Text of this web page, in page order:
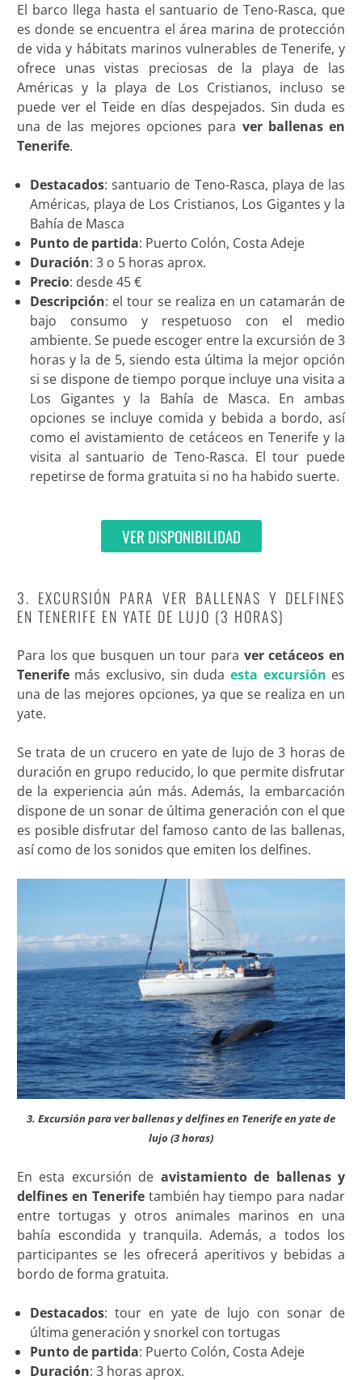
El barco llega hasta el santuario de Teno-Rasca, que
es donde se encuentra el área marina de protección
de vida y hábitats marinos vulnerables de Tenerife, y
ofrece unas vistas preciosas de la playa de las
Américas y la playa de Los Cristianos, incluso se
puede ver el Teide en días despejados. Sin duda es
una de las mejores opciones para ver ballenas en
Tenerife.
Destacados: santuario de Teno-Rasca, playa de las
Américas, playa de Los Cristianos, Los Gigantes y la
Bahía de Masca
Punto de partida: Puerto Colón, Costa Adeje
Duración: 3 o 5 horas aprox.
Precio: desde 45 €
Descripción: el tour se realiza en un catamarán de
bajo consumo y respetuoso con el medio
ambiente. Se puede escoger entre la excursión de 3
horas y la de 5, siendo esta última la mejor opción
si se dispone de tiempo porque incluye una visita a
Los Gigantes y la Bahía de Masca. En ambas
opciones se incluye comida y bebida a bordo, así
como el avistamiento de cetáceos en Tenerife y la
visita al santuario de Teno-Rasca. El tour puede
repetirse de forma gratuita si no ha habido suerte.
VER DISPONIBILIDAD
3. EXCURSIÓN PARA VER BALLENAS Y DELFINES
EN TENERIFE EN YATE DE LUJO (3 HORAS)
Para los que busquen un tour para ver cetáceos en
Tenerifemás exclusivo, sin duda esta excursión es
una de las mejores opciones, ya que se realiza en un
yate.
Se trata de un crucero en yate de lujo de 3 horas de
duración en grupo reducido, lo que permite disfrutar
de la experiencia aún más. Además, la embarcación
dispone de un sonar de última generación con el que
es posible disfrutar del famoso canto de las ballenas,
así como de los sonidos que emiten los delfines.
3. Excursión para ver ballenas y delfines en Tenerife en yate de
lujo (3 horas)
En esta excursión de avistamiento de ballenas y
delfines en Tenerifetambién hay tiempo para nadar
entre tortugas y otros animales marinos en una
bahía escondida y tranquila. Además, a todos los
participantes se les ofrecerá aperitivos y bebidas a
bordo de forma gratuita.
Destacados: tour en yate de lujo con sonar de
última generación y snorkel con tortugas
Punto de partida: Puerto Colón, Costa Adeje
Duración: 3 horas aprox.